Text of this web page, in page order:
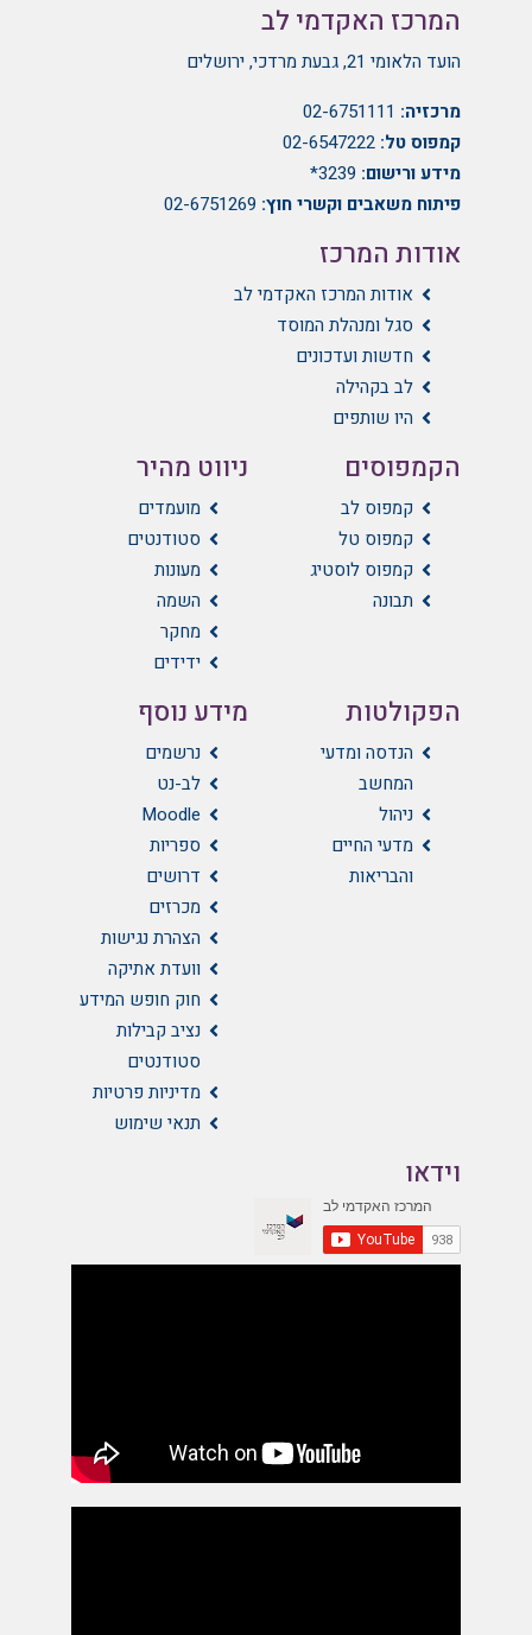
המרכז האקדמי לב
הועד הלאומי 21, גבעת מרדכי, ירושלים
מרכזיה: 02-6751111
קמפוס טל: 02-6547222
מידע ורישום: 3239*
פיתוח משאבים וקשרי חוץ: 02-6751269
אודות המרכז
אודות המרכז האקדמי לב
סגל ומנהלת המוסד
חדשות ועדכונים
לב בקהילה
היו שותפים
הקמפוסים
קמפוס לב
קמפוס טל
קמפוס לוסטיג
תבונה
הפקולטות
הנדסה ומדעי
המחשב
ניהול
מדעי החיים
והבריאות
ניווט מהיר
מועמדים
סטודנטים
מעונות
השמה
מחקר
ידידים
מידע נוסף
נרשמים
לב-נט
Moodle
ספריות
דרושים
מכרזים
הצהרת נגישות
וועדת אתיקה
חוק חופש המידע
נציב קבילות
סטודנטים
מדיניות פרטיות
תנאי שימוש
וידאו